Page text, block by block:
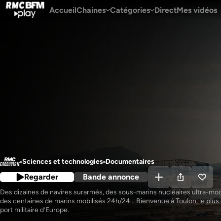
Sciences et technologies Documentaires
Regarder Bande annonce
Des dizaines de navires surarmés, des sous-marins nucléaires ultra-
des centaines de marins mobilisés 24h/24… Bienvenue à Toulon, le plus
port militaire d’Europe.
AccueilChaines Catégories DirectMes vidéos